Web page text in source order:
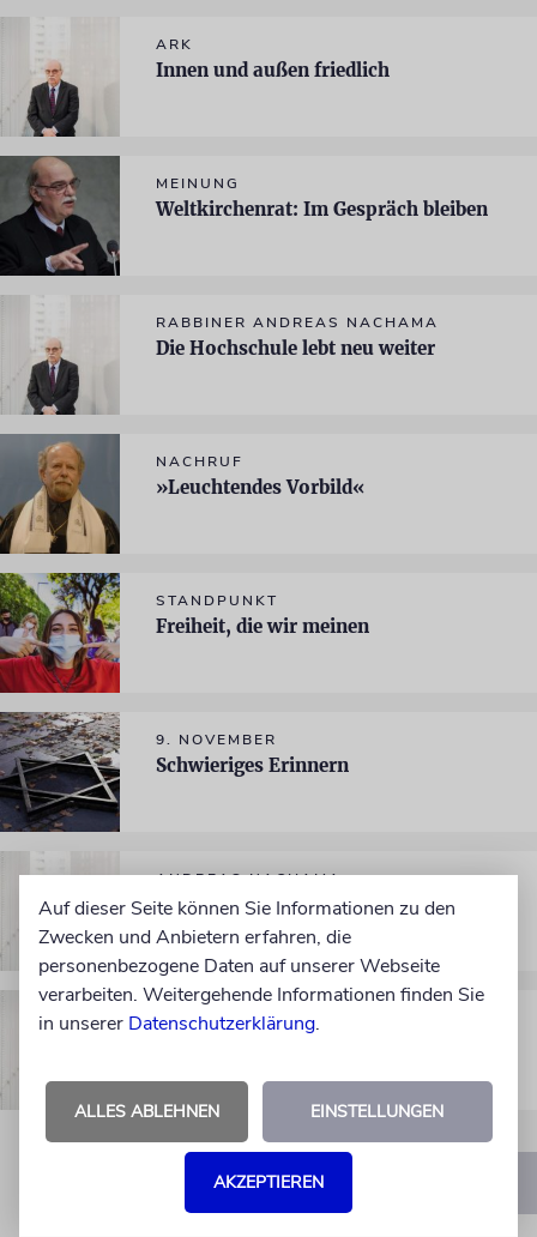
ARK
Innen und außen friedlich
MEINUNG
Weltkirchenrat: Im Gespräch bleiben
RABBINER ANDREAS NACHAMA
Die Hochschule lebt neu weiter
NACHRUF
»Leuchtendes Vorbild«
STANDPUNKT
Freiheit, die wir meinen
9. NOVEMBER
Schwieriges Erinnern
ANDREAS NACHAMA
Unglaublich, aber wahr
ARK
3 …
Auf dieser Seite können Sie Informationen zu den
Zwecken und Anbietern erfahren, die
personenbezogene Daten auf unserer Webseite
verarbeiten. Weitergehende Informationen finden Sie
in unserer Datenschutzerklärung.
ALLES ABLEHNEN EINSTELLUNGEN
AKZEPTIEREN